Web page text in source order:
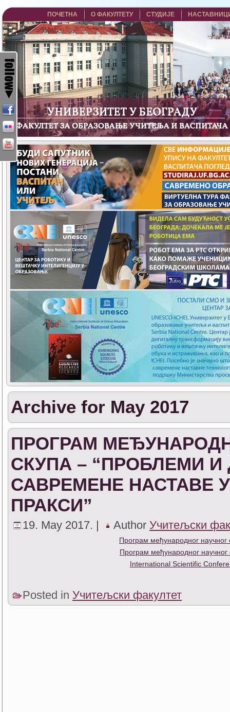
ПОЧЕТНА О ФАКУЛТЕТУ СТУДИЈЕ
Archive for May 2017
ПРОГРАМ
СКУПА – “ПРОБЛЕМИ
САВРЕМЕНЕ НАСТАВЕ
ПРАКСИ”
19. May 2017. | Author Учитељски
Програм међународног научног
Програм међународног научног
International Scientific
Posted in Учитељски факултет